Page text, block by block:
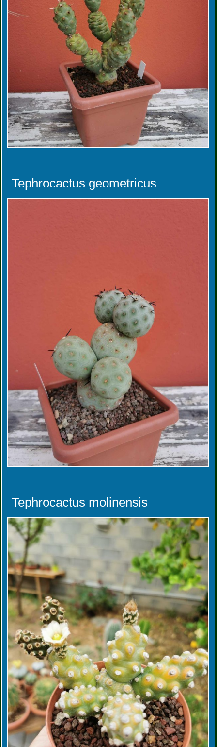
Tephrocactus geometricus
Tephrocactus molinensis